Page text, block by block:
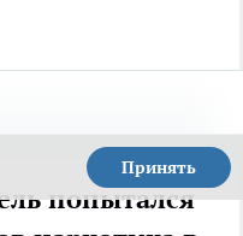
Принять
попытался